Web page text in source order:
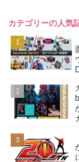
カテゴリーの人気